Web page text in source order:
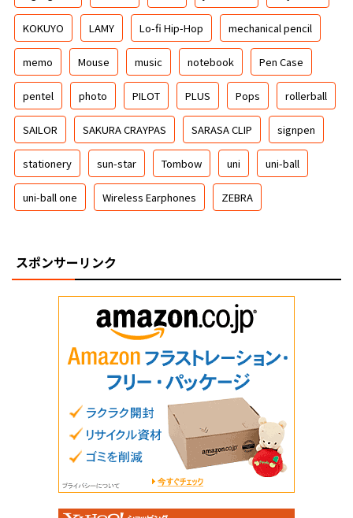
KOKUYO LAMY Lo-fi Hip-Hop mechanical pencil
memo Mouse music notebook Pen Case
pentel photo PILOT PLUS Pops rollerball
SAILOR SAKURA CRAYPAS SARASA CLIP signpen
stationery sun-star Tombow uni uni-ball
uni-ball one Wireless Earphones ZEBRA
スポンサーリンク